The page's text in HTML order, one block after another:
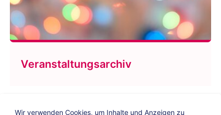
Veranstaltungsarchiv
Wir verwenden Cookies, um Inhalte und Anzeigen zu